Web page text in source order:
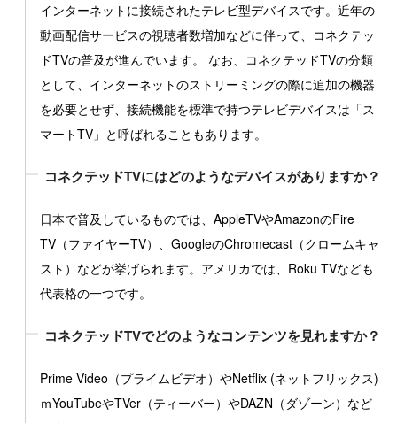
インターネットに接続されたテレビ型デバイスです。近年の
動画配信サービスの視聴者数増加などに伴って、コネクテッ
ドTVの普及が進んでいます。 なお、コネクテッドTVの分類
として、インターネットのストリーミングの際に追加の機器
を必要とせず、接続機能を標準で持つテレビデバイスは「ス
マートTV」と呼ばれることもあります。
コネクテッドTVにはどのようなデバイスがありますか？
日本で普及しているものでは、AppleTVやAmazonのFire
TV（ファイヤーTV）、GoogleのChromecast（クロームキャ
スト）などが挙げられます。アメリカでは、Roku TVなども
代表格の一つです。
コネクテッドTVでどのようなコンテンツを見れますか？
Prime Video（プライムビデオ）やNetflix (ネットフリックス)
ｍYouTubeやTVer（ティーバー）やDAZN（ダゾーン）など